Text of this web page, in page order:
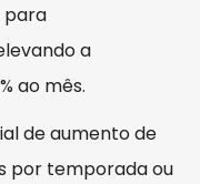
para
a
ao mês.
de aumento de
por temporada ou